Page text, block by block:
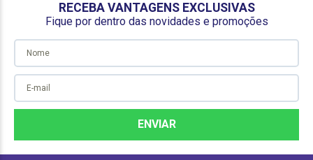
RECEBA VANTAGENS EXCLUSIVAS
Fique por dentro das novidades e promoções